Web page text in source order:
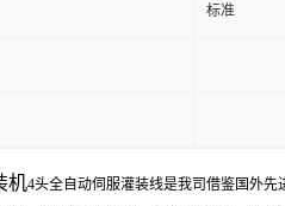
标准
机4头全自动伺服灌装线是我司借鉴国外